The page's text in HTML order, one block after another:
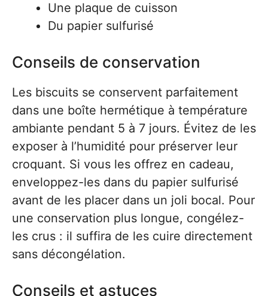
Une plaque de cuisson
Du papier sulfurisé
Conseils de conservation
Les biscuits se conservent parfaitement
dans une boîte hermétique à température
ambiante pendant 5 à 7 jours. Évitez de les
exposer à l’humidité pour préserver leur
croquant. Si vous les offrez en cadeau,
enveloppez-les dans du papier sulfurisé
avant de les placer dans un joli bocal. Pour
une conservation plus longue, congélez-
les crus : il suffira de les cuire directement
sans décongélation.
Conseils et astuces